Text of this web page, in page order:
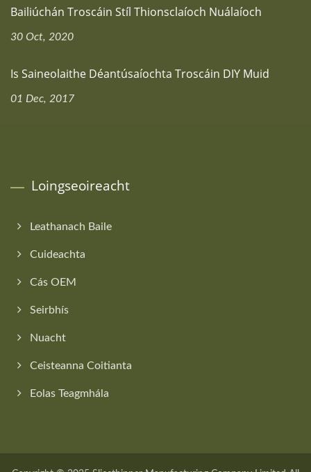
Bailiúchán Troscáin Stíl Thionsclaíoch Nuálaíoch
30 Oct, 2020
Is Saineolaithe Déantúsaíochta Troscáin DIY Muid
01 Dec, 2017
Loingseoireacht
Leathanach Baile
Cuideachta
Cás OEM
Seirbhís
Nuacht
Ceisteanna Coitianta
Eolas Teagmhála